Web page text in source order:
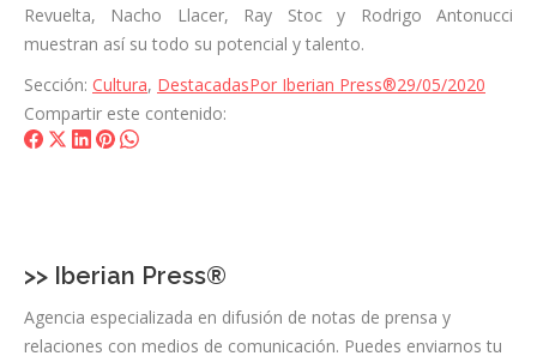
Revuelta, Nacho Llacer, Ray Stoc y Rodrigo Antonucci
muestran así su todo su potencial y talento.
Sección: Cultura, DestacadasPor Iberian Press®29/05/2020
Compartir este contenido:
ShareShareShare
ShareShare
>> Iberian Press®
Agencia especializada en difusión de notas de prensa y
relaciones con medios de comunicación. Puedes enviarnos tu